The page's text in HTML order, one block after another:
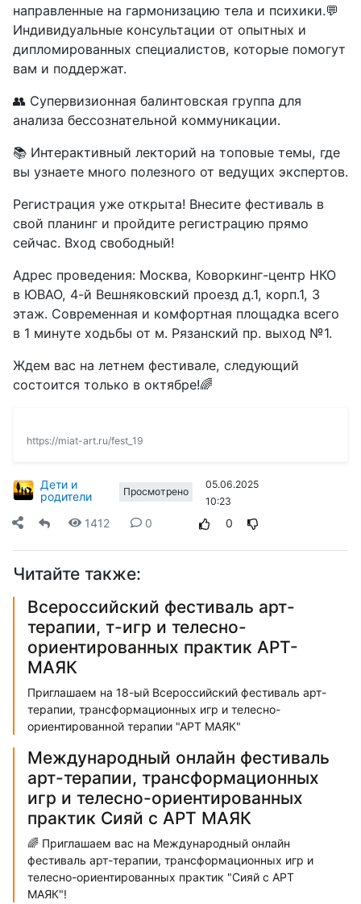
направленные на гармонизацию тела и психики.💬
Индивидуальные консультации от опытных и
дипломированных специалистов, которые помогут
вам и поддержат.
👥 Супервизионная балинтовская группа для
анализа бессознательной коммуникации.
📚 Интерактивный лекторий на топовые темы, где
вы узнаете много полезного от ведущих экспертов.
Регистрация уже открыта! Внесите фестиваль в
свой планинг и пройдите регистрацию прямо
сейчас. Вход свободный!
Адрес проведения: Москва, Коворкинг-центр НКО
в ЮВАО, 4-й Вешняковский проезд д.1, корп.1, 3
этаж. Современная и комфортная площадка всего
в 1 минуте ходьбы от м. Рязанский пр. выход №1.
Ждем вас на летнем фестивале, следующий
состоится только в октябре!🌈
https://miat-art.ru/fest_19
Дети и
родители
Просмотрено
05.06.2025
10:23
1412 0 0
Читайте также:
Всероссийский фестиваль арт-
терапии, т-игр и телесно-
ориентированных практик АРТ-
МАЯК
Приглашаем на 18-ый Всероссийский фестиваль арт-
терапии, трансформационных игр и телесно-
ориентированной терапии "АРТ МАЯК"
Международный онлайн фестиваль
арт-терапии, трансформационных
игр и телесно-ориентированных
практик Сияй с АРТ МАЯК
🌈 Приглашаем вас на Международный онлайн
фестиваль арт-терапии, трансформационных игр и
телесно-ориентированных практик "Сияй с АРТ
МАЯК"!